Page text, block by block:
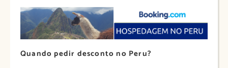
Quando pedir desconto no Peru?